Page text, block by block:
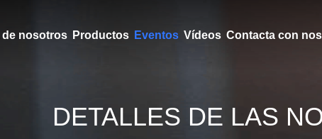
de nosotros Productos Eventos Vídeos Contacta con
DETALLES DE LAS